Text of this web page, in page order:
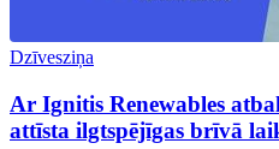
Dzīvesziņa
Ar Ignitis Renewables
attīsta ilgtspējīgas brīvā